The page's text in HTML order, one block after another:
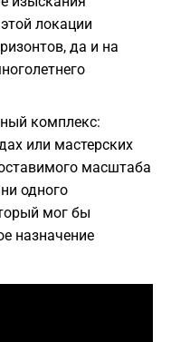
локации
да и на
комплекс:
или мастерских
масштаба
одного
мог бы
назначение